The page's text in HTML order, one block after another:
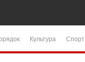
Культура Спорт